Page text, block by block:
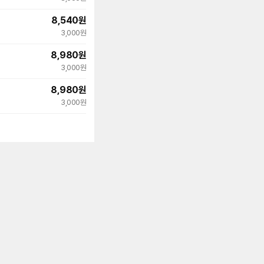
8,540원
3,000원
8,980원
3,000원
8,980원
3,000원